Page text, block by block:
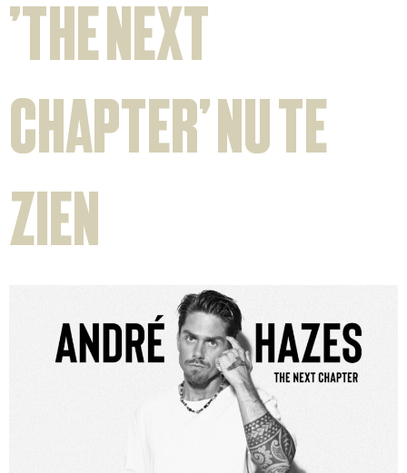
‘The Next
Chapter’ nu te
zien